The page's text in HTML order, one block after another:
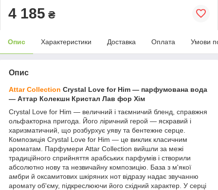
4 185 ₴
Опис Характеристики Доставка Оплата Умови
Опис
Attar Collection Crystal Love for Him — парфумована вода
— Аттар Колекшн Кристал Лав фор Хім
Crystal Love for Him — величний і таємничий бленд, справжня
ольфакторна пригода. Його ліричний герой — яскравий і
харизматичний, що розбурхує уяву та бентежне серце.
Композиція Crystal Love for Him — це виклик класичним
ароматам. Парфумери Attar Collection вийшли за межі
традиційного сприйняття арабських парфумів і створили
абсолютно нову та незвичайну композицію. База з м'якої
амбри й оксамитових шкіряних нот відразу надає звучанню
аромату об'єму, підкреслюючи його східний характер. У серці